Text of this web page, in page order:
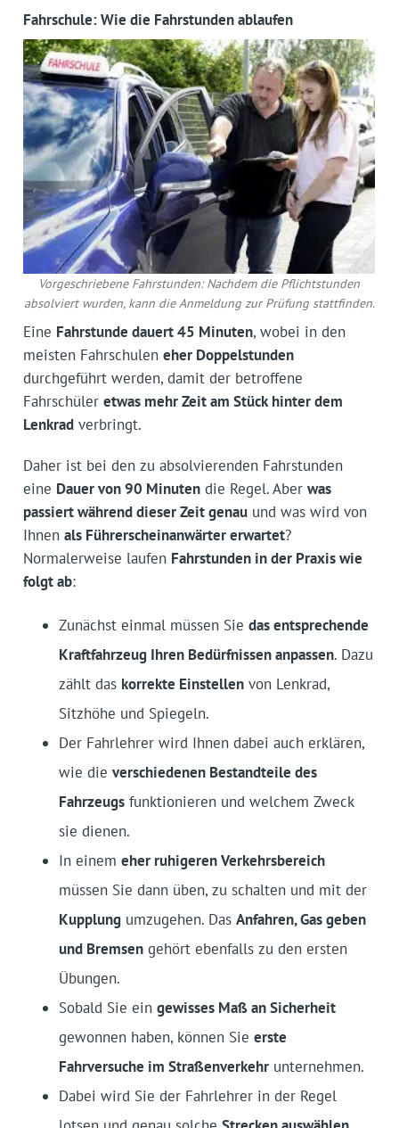
Fahrschule: Wie die Fahrstunden ablaufen
Vorgeschriebene Fahrstunden: Nachdem die Pflichtstunden
absolviert wurden, kann die Anmeldung zur Prüfung stattfinden.
Eine Fahrstunde dauert 45 Minuten, wobei in den
meisten Fahrschulen eher Doppelstunden
durchgeführt werden, damit der betroffene
Fahrschüler etwas mehr Zeit am Stück hinter dem
Lenkradverbringt.
Daher ist bei den zu absolvierenden Fahrstunden
eine Dauer von 90 Minutendie Regel. Aber was
passiert während dieser Zeit genauund was wird von
Ihnen als Führerscheinanwärter erwartet?
Normalerweise laufen Fahrstunden in der Praxis wie
folgt ab:
Zunächst einmal müssen Sie das entsprechende
Kraftfahrzeug Ihren Bedürfnissen anpassen. Dazu
zählt das korrekte Einstellenvon Lenkrad,
Sitzhöhe und Spiegeln.
Der Fahrlehrer wird Ihnen dabei auch erklären,
wie die verschiedenen Bestandteile des
Fahrzeugsfunktionieren und welchem Zweck
sie dienen.
In einem eher ruhigeren Verkehrsbereich
müssen Sie dann üben, zu schalten und mit der
Kupplungumzugehen. Das Anfahren, Gas geben
und Bremsengehört ebenfalls zu den ersten
Übungen.
Sobald Sie ein gewisses Maß an Sicherheit
gewonnen haben, können Sie erste
Fahrversuche im Straßenverkehrunternehmen.
Dabei wird Sie der Fahrlehrer in der Regel